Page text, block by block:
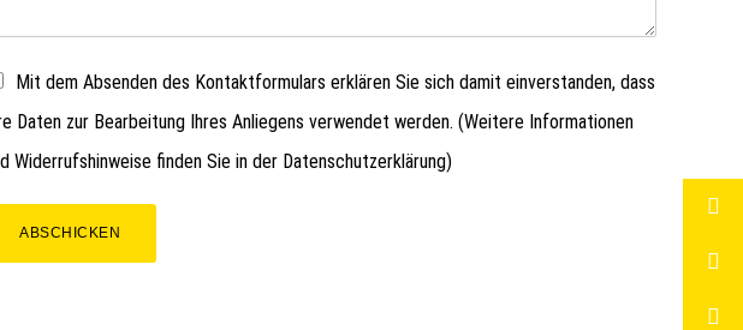
Mit dem Absenden des Kontaktformulars erklären Sie sich damit einverstanden, dass
Daten zur Bearbeitung Ihres Anliegens verwendet werden. (Weitere Informationen
Widerrufshinweise finden Sie in der Datenschutzerklärung)
ABSCHICKEN